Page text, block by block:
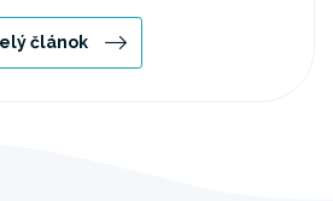
článok